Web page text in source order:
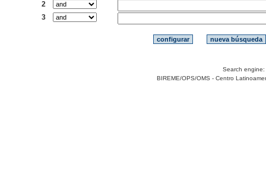
2
3
Search engine:
BIREME/OPS/OMS - Centro